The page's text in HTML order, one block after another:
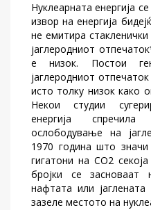
Нуклеарната енергија
извор на енергија
не емитира
јаглеродниот отпечаток
е низок. Постои
јаглеродниот
исто толку низок како
Некои студии
енергија
ослободување на
1970 година што
гигатони на СО2
бројки се засноваат
нафтата или јаглената
зазеле местото на